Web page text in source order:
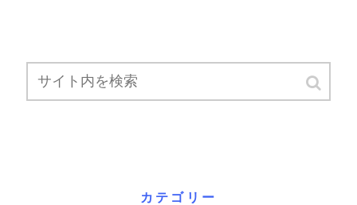
カテゴリー